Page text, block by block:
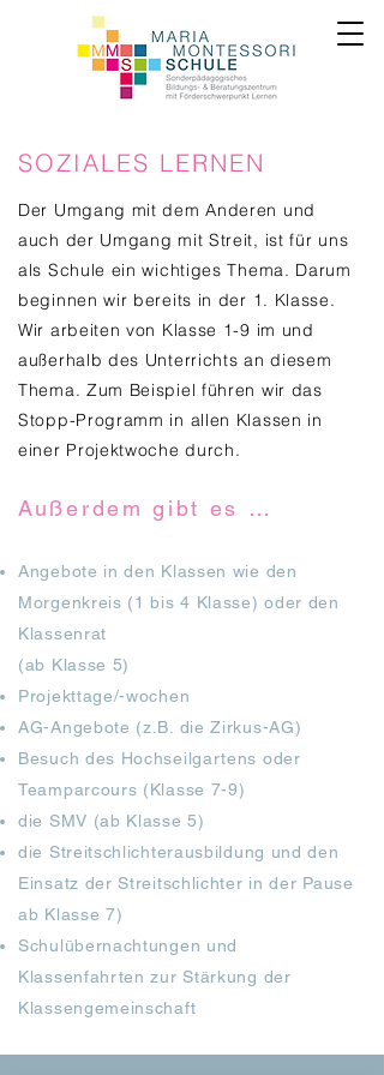
SOZIALES LERNEN
Der Umgang mit dem Anderen und
auch der Umgang mit Streit, ist für uns
als Schule ein wichtiges Thema. Darum
beginnen wir bereits in der 1. Klasse.
Wir arbeiten von Klasse 1-9 im und
außerhalb des Unterrichts an diesem
Thema. Zum Beispiel führen wir das
Stopp-Programm in allen Klassen in
einer Projektwoche durch.
Außerdem gibt es …
Angebote in den Klassen wie den
Morgenkreis (1 bis 4 Klasse) oder den
Klassenrat
(ab Klasse 5)
Projekttage/-wochen
AG-Angebote (z.B. die Zirkus-AG)
Besuch des Hochseilgartens oder
Teamparcours (Klasse 7-9)
die SMV (ab Klasse 5)
die Streitschlichterausbildung und den
Einsatz der Streitschlichter in der Pause
ab Klasse 7)
Schulübernachtungen und
Klassenfahrten zur Stärkung der
Klassengemeinschaft